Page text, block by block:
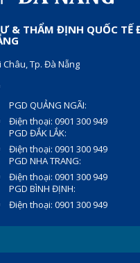
& THẨM ĐỊNH QUỐC TẾ
Châu, Tp. Đà Nẵng
PGD QUẢNG NGÃI:
Điện thoại: 0901 300 949
PGD ĐẮK LẮK:
Điện thoại: 0901 300 949
PGD NHA TRANG:
Điện thoại: 0901 300 949
PGD BÌNH ĐỊNH:
Điện thoại: 0901 300 949